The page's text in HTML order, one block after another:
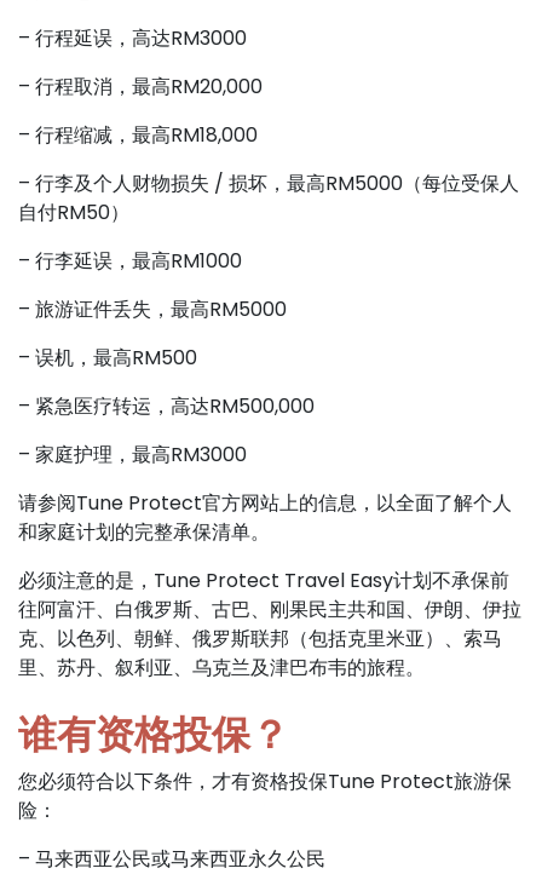
– 行程延误，高达RM3000
– 行程取消，最高RM20,000
– 行程缩减，最高RM18,000
– 行李及个人财物损失 / 损坏，最高RM5000（每位受保人
自付RM50）
– 行李延误，最高RM1000
– 旅游证件丢失，最高RM5000
– 误机，最高RM500
– 紧急医疗转运，高达RM500,000
– 家庭护理，最高RM3000
请参阅Tune Protect官方网站上的信息，以全面了解个人
和家庭计划的完整承保清单。
必须注意的是，Tune Protect Travel Easy计划不承保前
往阿富汗、白俄罗斯、古巴、刚果民主共和国、伊朗、伊拉
克、以色列、朝鲜、俄罗斯联邦（包括克里米亚）、索马
里、苏丹、叙利亚、乌克兰及津巴布韦的旅程。
谁有资格投保？
您必须符合以下条件，才有资格投保Tune Protect旅游保
险：
– 马来西亚公民或马来西亚永久公民